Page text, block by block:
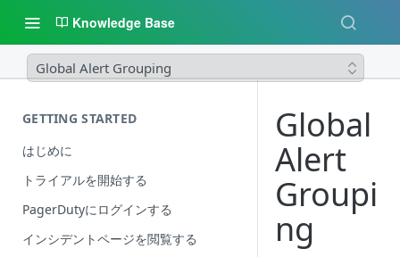
Knowledge Base
Global Alert Grouping
GETTING STARTED
はじめに
トライアルを開始する
PagerDutyにログインする
インシデントページを閲覧する
Global
Alert
Groupi
ng